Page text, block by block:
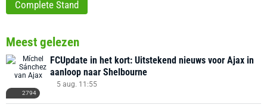
Complete Stand
Meest gelezen
2794
FCUpdate in het kort: Uitstekend nieuws voor Ajax in
aanloop naar Shelbourne
5 aug. 11:55